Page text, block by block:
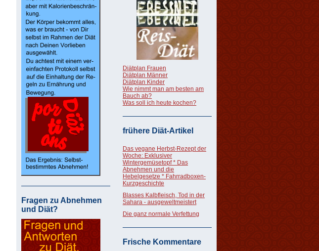
Fragen zu Abnehmen
und Diät?
Diätplan Frauen
Diätplan Männer
Diätplan Kinder
Wie nimmt man am besten am
Bauch ab?
Was soll ich heute kochen?
frühere Diät-Artikel
Das vegane Herbst-Rezept der
Woche: Exklusiver
Wintergemüsetopf * Das
Abnehmen und die
Hebelgesetze * Fahrradboxen-
Kurzgeschichte
Blasses Kalbfleisch, Tod in der
Sahara - ausgeweltmeistert
Die ganz normale Verfettung
Frische Kommentare